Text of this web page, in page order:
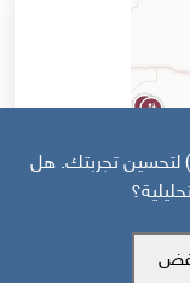
لتحسين تجربتك. هل